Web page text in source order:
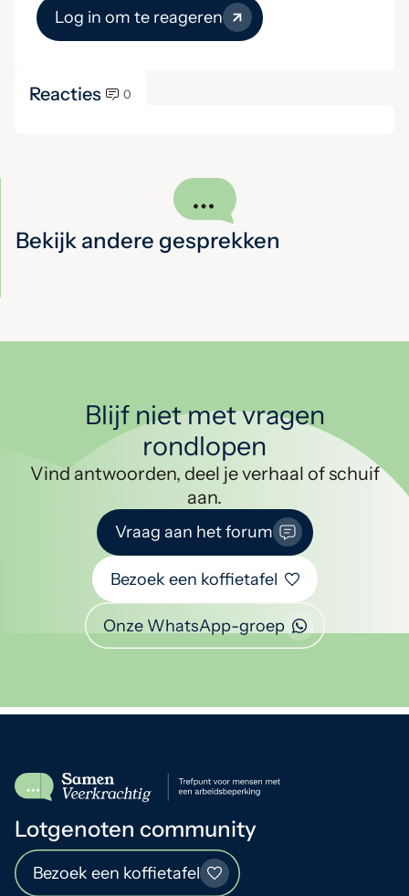
Log in om te reageren
Reacties 0
Bekijk andere gesprekken
Blijf niet met vragen
rondlopen
Vind antwoorden, deel je verhaal of schuif
aan.
Vraag aan het forum
Bezoek een koffietafel
Onze WhatsApp-groep
Lotgenoten community
Bezoek een koffietafel